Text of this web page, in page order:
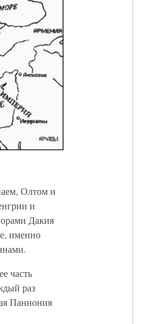
Олтом и
и
Дакия
именно
часть
раз
Паннония